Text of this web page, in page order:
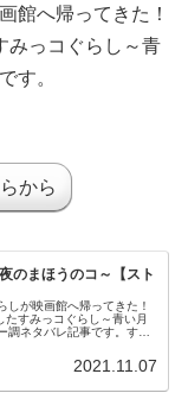
館へ帰ってきた！
みっコぐらし～青
す。
から
のまほうのコ～【スト
しが映画館へ帰ってきた！
すみっコぐらし～青い月
調ネタバレ記事です。すみ
2021.11.07